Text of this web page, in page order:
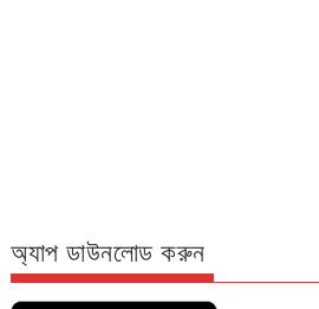
অ্যাপ ডাউনলোড করুন